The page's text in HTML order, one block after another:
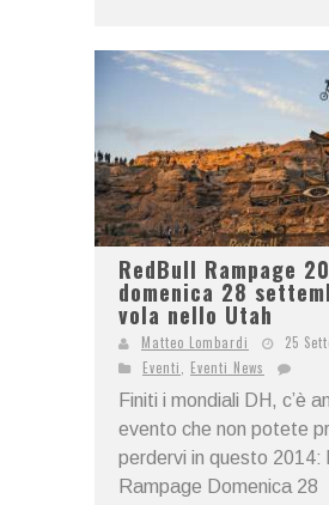
RedBull Rampage
domenica 28
vola nello Utah
Matteo Lombardi
25
Eventi
Eventi News
Finiti i mondiali DH, c’è
evento che non potete
perdervi in questo 2014:
Rampage Domenica 28